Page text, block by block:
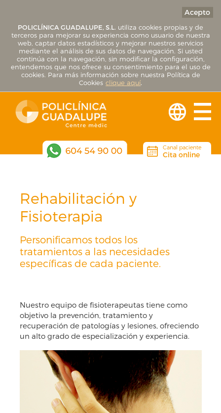
POLICLÍNICA GUADALUPE, S.L. utiliza cookies propias y de
terceros para mejorar su experiencia como usuario de nuestra
web, captar datos estadísticos y mejorar nuestros servicios
mediante el análisis de sus datos de navegación. Si usted
continúa con la navegación, sin modificar la configuración,
entendemos que nos ofrece su consentimiento para el uso de
cookies. Para más información sobre nuestra Política de
Cookies clique aquí.
Acepto
Canal paciente
Cita online
Rehabilitación y
Fisioterapia
Personificamos todos los
tratamientos a las necesidades
específicas de cada paciente.
Nuestro equipo de fisioterapeutas tiene como
objetivo la prevención, tratamiento y
recuperación de patologías y lesiones, ofreciendo
un alto grado de especialización y experiencia.